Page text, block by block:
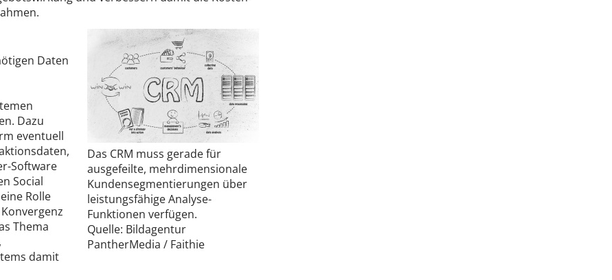
Das CRM muss gerade für
ausgefeilte, mehrdimensionale
Kundensegmentierungen über
leistungsfähige Analyse-
Funktionen verfügen.
Quelle: Bildagentur
PantherMedia / Faithie
Daten
Dazu
eventuell
Software
Social
Rolle
Thema
damit